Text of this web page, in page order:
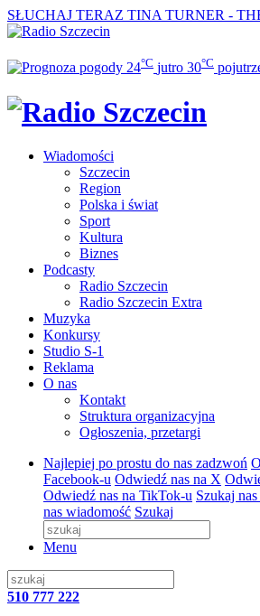
SŁUCHAJ TERAZ TINA TURNER -
24°C jutro 30°C
Wiadomości
Szczecin
Region
Polska i świat
Sport
Kultura
Biznes
Podcasty
Radio Szczecin
Radio Szczecin Extra
Muzyka
Konkursy
Studio S-1
Reklama
O nas
Kontakt
Struktura organizacyjna
Ogłoszenia, przetargi
Najlepiej po prostu do nas zadzwoń
Facebook-u Odwiedź nas na X
Odwiedź nas na TikTok-u Szukaj
nas wiadomość Szukaj
Menu
510 777 222